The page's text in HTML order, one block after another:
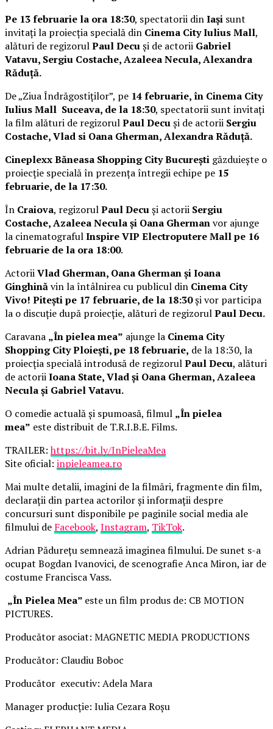
Pe 13 februarie la ora 18:30, spectatorii dinIași sunt
invitați la proiecția specială din Cinema City Iulius Mall,
alături de regizorulPaul Decuși de actorii Gabriel
Vatavu, Sergiu Costache, Azaleea Necula, Alexandra
Răduță.
De „Ziua Îndrăgostiților”, pe 14 februarie, în Cinema City
Iulius Mall Suceava, de la 18:30, spectatorii sunt invitați
la film alături de regizorulPaul Decuși de actorii Sergiu
Costache, Vlad si Oana Gherman, Alexandra Răduță.
Cineplexx Băneasa Shopping City București găzduiește o
proiecție specială în prezența întregii echipe pe 15
februarie, de la 17:30.
În Craiova, regizorulPaul Decuși actorii Sergiu
Costache, Azaleea Necula și Oana Ghermanvor ajunge
la cinematografulInspire VIP Electroputere Mall pe 16
februarie de la ora 18:00.
ActoriiVlad Gherman, Oana Gherman și Ioana
Ginghinăvin la întâlnirea cu publicul din Cinema City
Vivo! Pitești pe 17 februarie, de la 18:30și vor participa
la o discuție după proiecție, alături de regizorulPaul Decu.
Caravana „În pielea mea” ajunge la Cinema City
Shopping City Ploiești, pe 18 februarie, de la 18:30, la
proiecția specială introdusă de regizorulPaul Decu, alături
de actoriiIoana State, Vlad și Oana Gherman, Azaleea
Necula și Gabriel Vatavu.
O comedie actuală și spumoasă, filmul „În pielea
mea” este distribuit de T.R.I.B.E. Films.
TRAILER:https://bit.ly/InPieleaMea
Site oficial: inpieleamea.ro
Mai multe detalii, imagini de la filmări, fragmente din film,
declarații din partea actorilor și informații despre
concursuri sunt disponibile pe paginile social media ale
filmului de Facebook, Instagram, TikTok.
Adrian Pădurețu semnează imaginea filmului. De sunet s-a
ocupat Bogdan Ivanovici, de scenografie Anca Miron, iar de
costume Francisca Vass.
„În Pielea Mea” este un film produs de: CB MOTION
PICTURES.
Producător asociat: MAGNETIC MEDIA PRODUCTIONS
Producător: Claudiu Boboc
Producător executiv: Adela Mara
Manager producție: Iulia Cezara Roșu